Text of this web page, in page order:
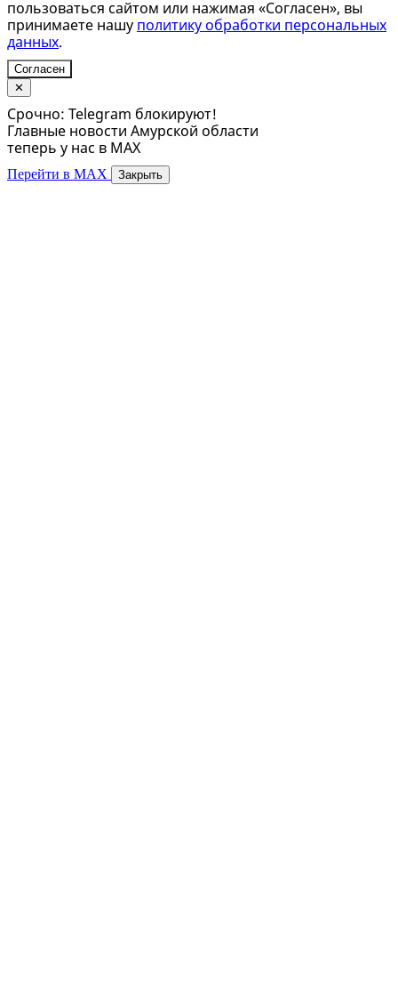
пользоваться сайтом или нажимая «Согласен», вы
принимаете нашу политику обработки персональных
данных.
Согласен
✕
Срочно: Telegram блокируют!
Главные новости Амурской области
теперь у нас в MAX
Перейти в MAX Закрыть